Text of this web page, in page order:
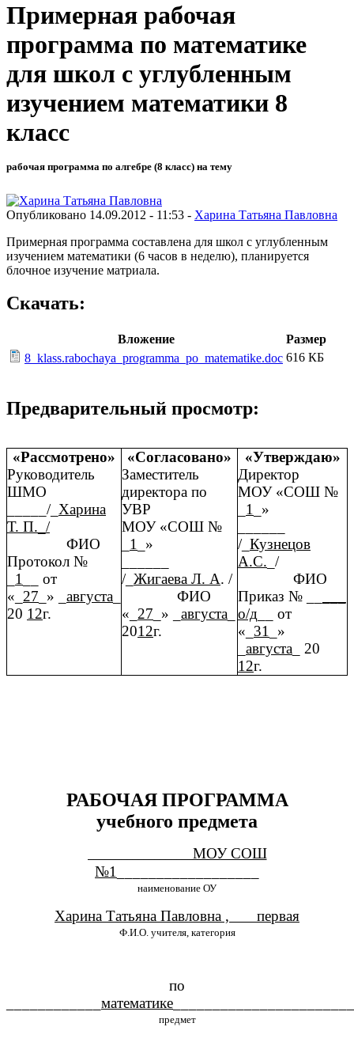
Примерная рабочая
программа по математике
для школ с углубленным
изучением математики 8
класс
рабочая программа по алгебре (8 класс) на тему
Опубликовано 14.09.2012 - 11:53 - Харина Татьяна Павловна
Примерная программа составлена для школ с углубленным
изучением математики (6 часов в неделю), планируется
блочное изучение матриала.
Скачать:
Вложение
Размер
8_klass.rabochaya_programma_po_matematike.doc 616 КБ
Предварительный просмотр:
«Рассмотрено»
Руководитель
ШМО
_____/_ Харина
Т. П._/
ФИО
Протокол №
1
__ от
«_ 27 _» _ августа
20 12г.
«Согласовано»
Заместитель
директора по
УВР
МОУ «СОШ №
1
_»
/_ Жигаева Л. А. /
ФИО
«_ 27 _» _ августа
2012г.
«Утверждаю»
Директор
МОУ «СОШ №
1
_»
/_ Кузнецов
А.С. _/
ФИО
Приказ № __
о/д __ от
«_ 31
_»
августа _ 20
12г.
РАБОЧАЯ ПРОГРАММА
учебного предмета
МОУ СОШ
№1
наименование ОУ
Харина Татьяна Павловна , первая
Ф.И.О. учителя, категория
по
математике
предмет